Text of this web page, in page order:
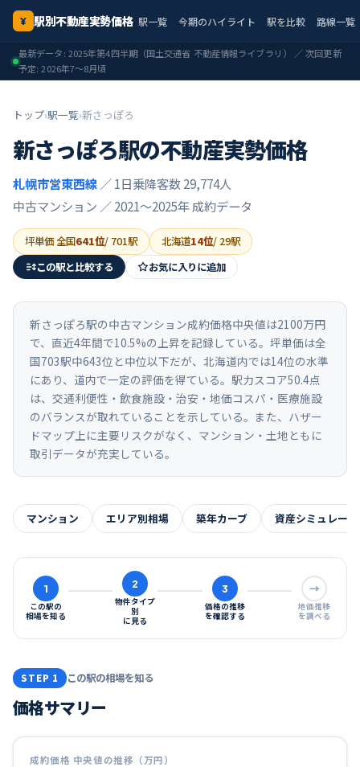
¥ 駅別不動産実勢価格 駅一覧 今期のハイライト 駅を比較 路線一覧
最新データ: 2025年第4四半期（国土交通省 不動産情報ライブラリ） ／ 次回更新
予定:2026年7〜8月頃
トップ›駅一覧›新さっぽろ
新さっぽろ駅の不動産実勢価格
札幌市営東西線 ／ 1日乗降客数 29,774人
中古マンション ／2021〜2025年成約データ
坪単価 全国641位/ 701駅 北海道14位/ 29駅
この駅と比較する
お気に入りに追加
新さっぽろ駅の中古マンション成約価格中央値は2100万円
で、直近4年間で10.5%の上昇を記録している。坪単価は全
国703駅中643位と中位以下だが、北海道内では14位の水準
にあり、道内で一定の評価を得ている。駅力スコア50.4点
は、交通利便性・飲食施設・治安・地価コスパ・医療施設
のバランスが取れていることを示している。また、ハザー
ドマップ上に主要リスクがなく、マンション・土地ともに
取引データが充実している。
マンション エリア別相場 築年カーブ 資産シミュレー
1
この駅の
相場を知る
2
物件タイプ
別
に見る
3
価格の推移
を確認する
→
地価推移
を調べる
STEP 1 この駅の相場を知る
価格サマリー
成約価格 中央値の推移（万円）